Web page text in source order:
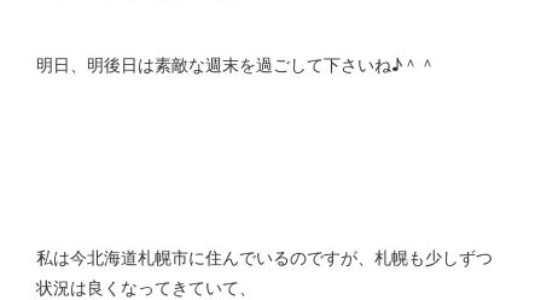
明日、明後日は素敵な週末を過ごして下さいね♪＾＾
私は今北海道札幌市に住んでいるのですが、札幌も少しずつ
状況は良くなってきていて、